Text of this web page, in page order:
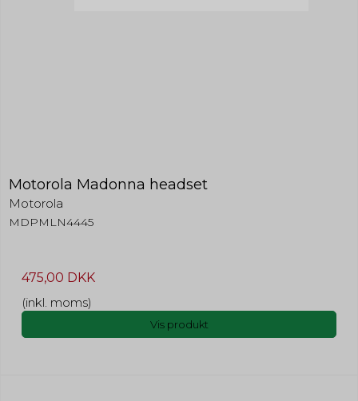
Motorola Madonna headset
Motorola
MDPMLN4445
475,00 DKK
(inkl. moms)
Vis produkt